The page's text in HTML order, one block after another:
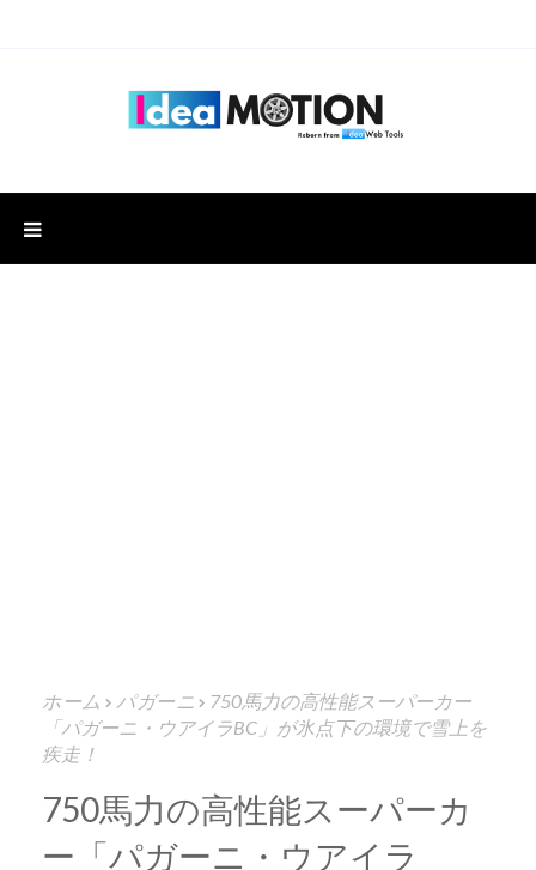
ホーム パガーニ
750馬力の高性能スーパーカー
「パガーニ・ウアイラBC」が氷点下の環境で雪上を
疾走！
750馬力の高性能スーパーカ
ー「パガーニ・ウアイラ